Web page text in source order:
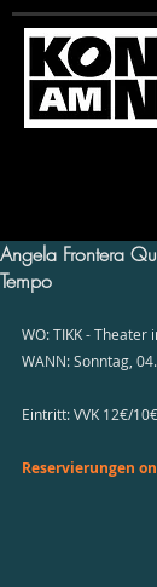
Angela Frontera
Tempo
WO: TIKK -
WANN: Sonntag,
Eintritt: VVK 12€/
Reservierungen